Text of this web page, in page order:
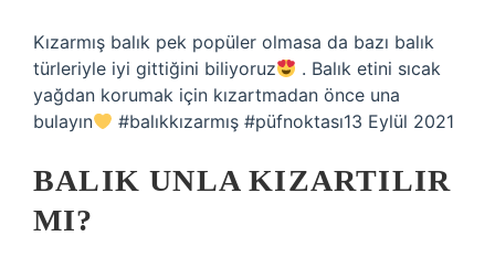
Kızarmış balık pek popüler olmasa da bazı balık
türleriyle iyi gittiğini biliyoruz
. Balık etini sıcak
yağdan korumak için kızartmadan önce una
bulayın
#balıkkızarmış #püfnoktası13 Eylül 2021
BALIK UNLA KIZARTILIR
MI?